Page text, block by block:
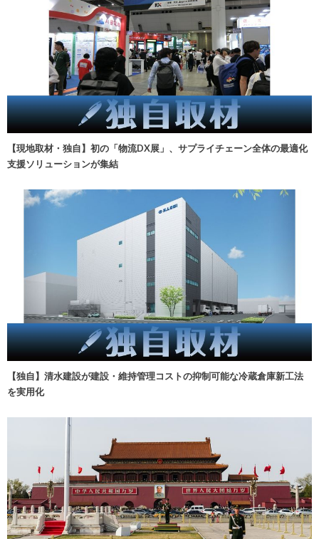
【現地取材・独自】初の「物流DX展」、サプライチェーン全体の最適化
支援ソリューションが集結
【独自】清水建設が建設・維持管理コストの抑制可能な冷蔵倉庫新工法
を実用化